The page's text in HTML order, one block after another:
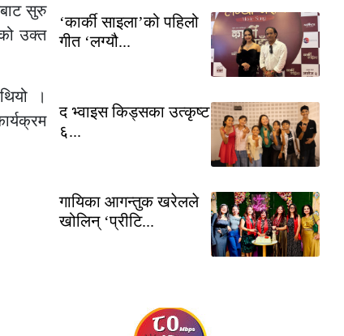
सुरु
उक्त
।
‘कार्की साइला’को पहिलो
गीत ‘लग्यौ...
द भ्वाइस किड्सका उत्कृष्ट
६...
गायिका आगन्तुक खरेलले
खोलिन् ‘प्रीटि...